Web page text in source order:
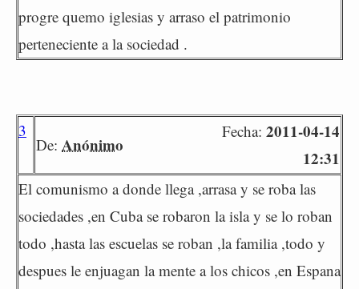
progre quemo iglesias y arraso el patrimonio
perteneciente a la sociedad .
3
De: Anónimo
Fecha: 2011-04-14
12:31
El comunismo a donde llega ,arrasa y se roba las
sociedades ,en Cuba se robaron la isla y se lo roban
todo ,hasta las escuelas se roban ,la familia ,todo y
despues le enjuagan la mente a los chicos ,en Espana